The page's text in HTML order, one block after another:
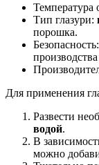
Температура
Тип глазури:
порошка.
Безопасность:
Для применения
Развести
водой.
В
можно